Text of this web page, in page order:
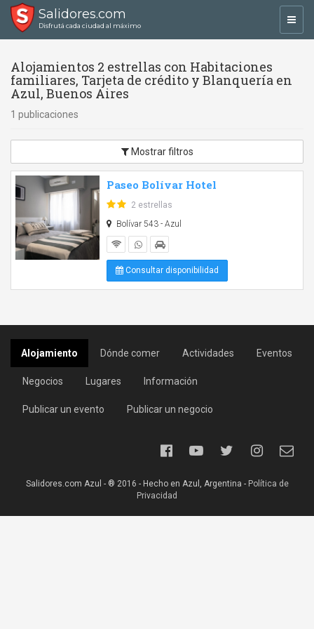
Salidores.com
Disfrutá cada ciudad al máximo
Alojamientos 2 estrellas con Habitaciones
familiares, Tarjeta de crédito y Blanquería en
Azul, Buenos Aires
1 publicaciones
Mostrar filtros
Paseo Bolívar Hotel
2 estrellas
Bolívar 543 - Azul
Consultar disponibilidad
Alojamiento Dónde comer Actividades Eventos
Negocios Lugares Información
Publicar un evento Publicar un negocio
Salidores.com Azul - ® 2016 - Hecho en Azul, Argentina - Política de
Privacidad